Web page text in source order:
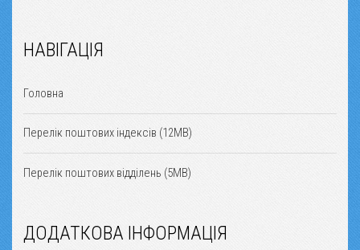
НАВІГАЦІЯ
Головна
Перелік поштових індексів (12MB)
Перелік поштових відділень (5MB)
ДОДАТКОВА ІНФОРМАЦІЯ